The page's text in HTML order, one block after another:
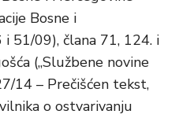
Bosne i
i 51/09), člana 71, 124. i
(„Službene novine
14 – Prečišćen tekst,
o ostvarivanju